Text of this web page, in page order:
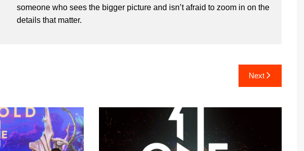
someone who sees the bigger picture and isn’t afraid to zoom in on the
details that matter.
Next